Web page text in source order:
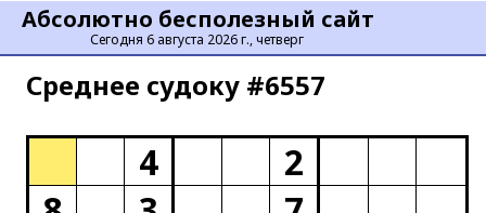
Абсолютно бесполезный сайт
Сегодня 6 августа 2026 г., четверг
Среднее cудоку #6557
4
2